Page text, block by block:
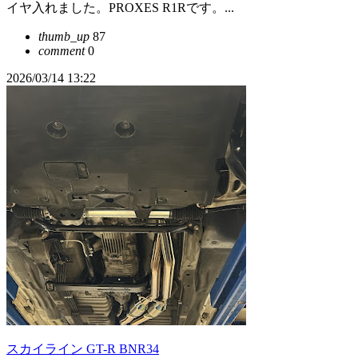
イヤ入れました。PROXES R1Rです。...
thumb_up 87
comment0
2026/03/14 13:22
スカイライン GT-R BNR34